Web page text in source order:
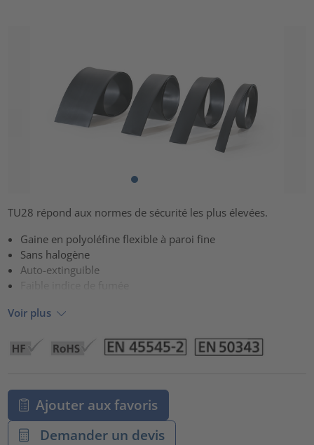
TU28 répond aux normes de sécurité les plus élevées.
Gaine en polyoléfine flexible à paroi fine
Sans halogène
Auto-extinguible
Faible indice de fumée
Voir plus
Ajouter aux favoris
Demander un devis